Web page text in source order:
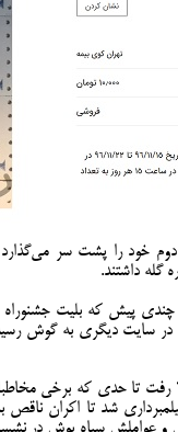
خود را پشت سر
داشتند.
سایت دیگری به گوش
تا حدی که برخی
شد تا اکران ناقص